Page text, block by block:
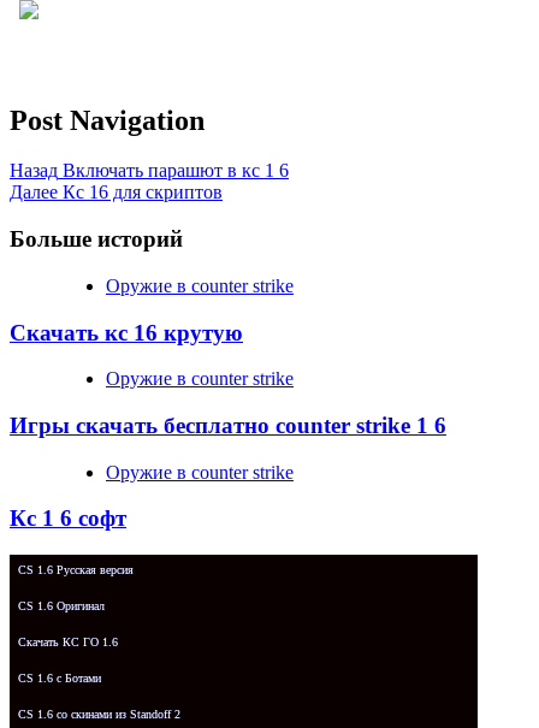
Post Navigation
Назад Включать парашют в кс 1 6
Далее Кс 16 для скриптов
Больше историй
Оружие в counter strike
Скачать кс 16 крутую
Оружие в counter strike
Игры скачать бесплатно counter strike 1 6
Оружие в counter strike
Кс 1 6 софт
CS 1.6 Русская версия
CS 1.6 Оригинал
Скачать КС ГО 1.6
CS 1.6 с Ботами
CS 1.6 со скинами из Standoff 2